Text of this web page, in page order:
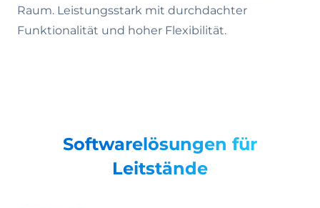
Raum. Leistungsstark mit durchdachter
Funktionalität und hoher Flexibilität.
Softwarelösungen für
Leitstände